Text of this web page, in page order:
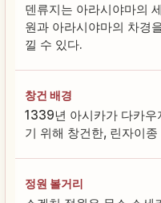
덴류지는 아라시야마의
원과 아라시야마의 차경
낄 수 있다.
창건 배경
1339년 아시카가 다카우
기 위해 창건한, 린자이
정원 볼거리